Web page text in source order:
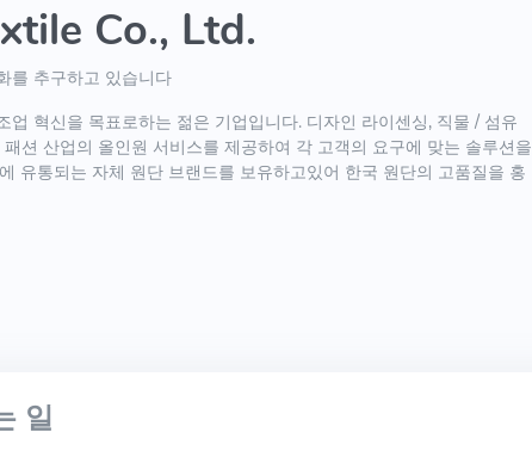
Co., Ltd.
를 추구하고 있습니다
업 혁신을 목표로하는 젊은 기업입니다. 디자인 라이센싱, 직물 / 섬유
션 산업의 올인원 서비스를 제공하여 각 고객의 요구에 맞는 솔루션을
유통되는 자체 원단 브랜드를 보유하고있어 한국 원단의 고품질을 홍
일